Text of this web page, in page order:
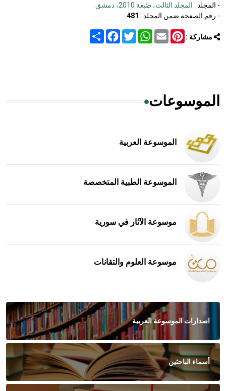
- المجلد : المجلد الثالث، طبعة 2010، دمشق
- رقم الصفحة ضمن المجلد : 481
مشاركة : Share
FacebookTwitter
WhatsAppEmail
Pinterest
الموسوعات
الموسوعة العربية
الموسوعة الطبية المتخصصة
موسوعة الآثار في سورية
موسوعة العلوم والتقانات
اصدارات الموسوعة العربية
أسماء الباحثين